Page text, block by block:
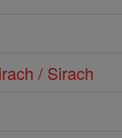
/ Sirach